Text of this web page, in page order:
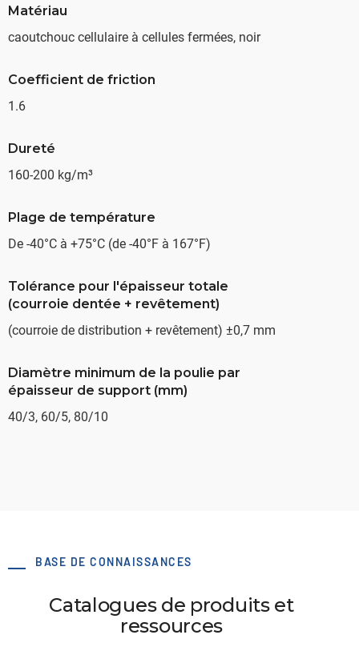
Matériau
caoutchouc cellulaire à cellules fermées, noir
Coefficient de friction
1.6
Dureté
160-200 kg/m³
Plage de température
De -40°C à +75°C (de -40°F à 167°F)
Tolérance pour l'épaisseur totale
(courroie dentée + revêtement)
(courroie de distribution + revêtement) ±0,7 mm
Diamètre minimum de la poulie par
épaisseur de support (mm)
40/3, 60/5, 80/10
BASE DE CONNAISSANCES
Catalogues de produits et
ressources